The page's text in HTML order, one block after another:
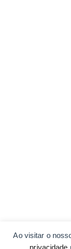
Ao visitar o
privacidade